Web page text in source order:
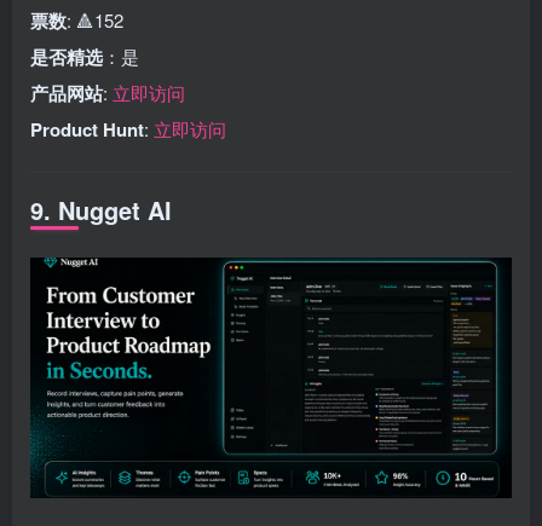
票数: 🔺152
是否精选 ：是
产品网站: 立即访问
Product Hunt: 立即访问
9. Nugget AI